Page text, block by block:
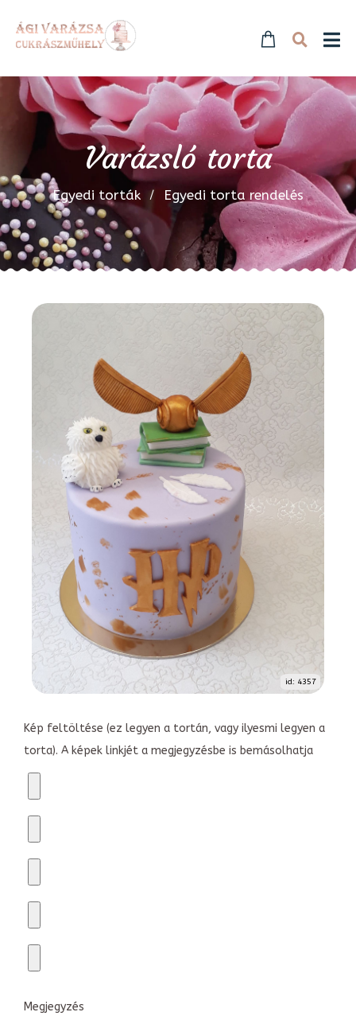
Varázsló torta
Egyedi torták Egyedi torta rendelés
id: 4357
Kép feltöltése (ez legyen a tortán, vagy ilyesmi legyen a
torta). A képek linkjét a megjegyzésbe is bemásolhatja
Megjegyzés